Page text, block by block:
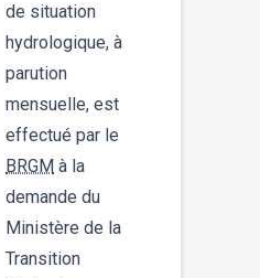
de situation
hydrologique, à
parution
mensuelle, est
effectué par le
BRGM à la
demande du
Ministère de la
Transition